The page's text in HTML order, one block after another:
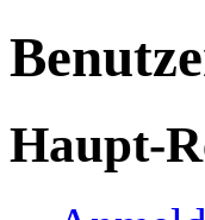
Haupt-